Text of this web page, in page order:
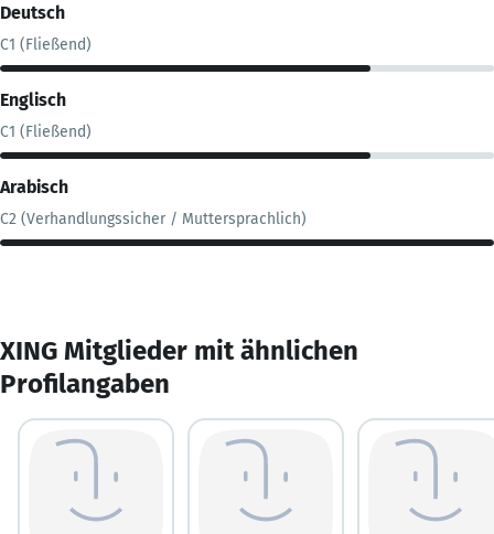
Deutsch
C1 (Fließend)
Englisch
C1 (Fließend)
Arabisch
C2 (Verhandlungssicher / Muttersprachlich)
XING Mitglieder mit ähnlichen
Profilangaben